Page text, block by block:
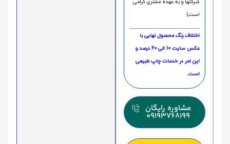
شرکتها و به عهده مشتری گرامی
است)
اختلاف رنگ محصول نهایی با
عکس سایت 10 الی 20 درصد و
این امر در خدمات چاپ طبیعی
است.
مشاوره رایگان
09193768199